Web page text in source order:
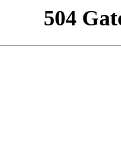
504